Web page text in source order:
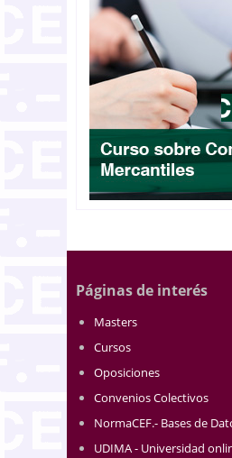
Páginas de interés
Masters
Cursos
Oposiciones
Convenios Colectivos
NormaCEF.- Bases de
UDIMA - Universidad